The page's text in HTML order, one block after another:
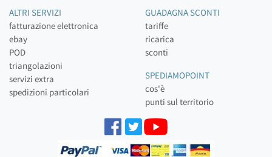
ALTRI SERVIZI
fatturazione elettronica
ebay
POD
triangolazioni
servizi extra
spedizioni particolari
GUADAGNA SCONTI
tariffe
ricarica
sconti
SPEDIAMOPOINT
cos'è
punti sul territorio